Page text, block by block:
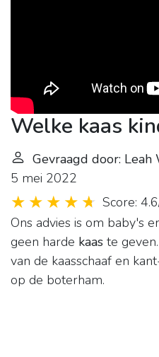
Welke kaas
Gevraagd door: Leah
5 mei 2022
Score:
Ons advies is om baby's
geen harde kaas te
van de kaasschaaf en
op de boterham.